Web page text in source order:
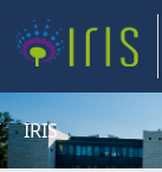
IRIS